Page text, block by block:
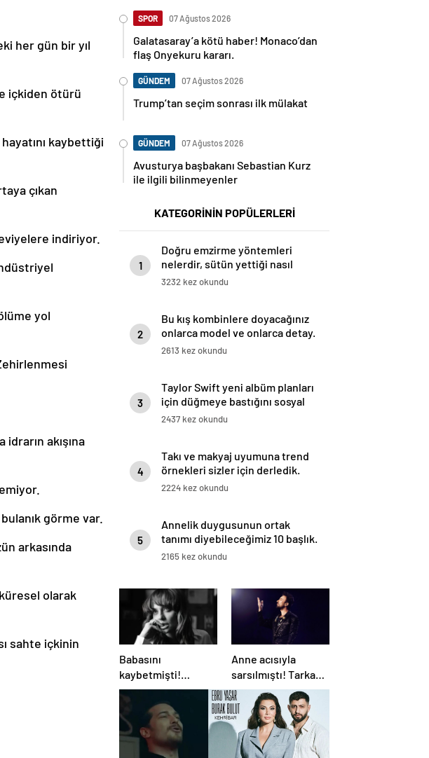
her gün bir yıl
içkiden ötürü
kaybettiği
çıkan
indiriyor.
yol
akışına
görme var.
arkasında
olarak
sahte içkinin
SPOR 07 Ağustos 2026
Galatasaray’a kötü haber! Monaco’dan
flaş Onyekuru kararı.
GÜNDEM 07 Ağustos 2026
Trump’tan seçim sonrası ilk mülakat
GÜNDEM 07 Ağustos 2026
Avusturya başbakanı Sebastian Kurz
ile ilgili bilinmeyenler
KATEGORİNİN POPÜLERLERİ
1
Doğru emzirme yöntemleri
nelerdir, sütün yettiği nasıl
anlaşılır?
3232 kez okundu
2
Bu kış kombinlere doyacağınız
onlarca model ve onlarca detay.
2613 kez okundu
3
Taylor Swift yeni albüm planları
için düğmeye bastığını sosyal
medyadan duyurdu!
2437 kez okundu
4
Takı ve makyaj uyumuna trend
örnekleri sizler için derledik.
2224 kez okundu
5
Annelik duygusunun ortak
tanımı diyebileceğimiz 10 başlık.
2165 kez okundu
Babasını
kaybetmişti!
Oyuncu Didem
Balçın’dan duygusal
paylaşım
Anne acısıyla
sarsılmıştı! Tarkan,
turnesini neden
bırakmak
istemediğini
açıkladı